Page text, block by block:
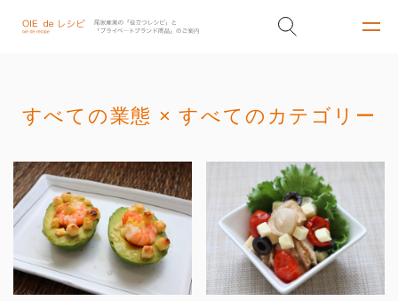
すべての業態 × すべてのカテゴリー